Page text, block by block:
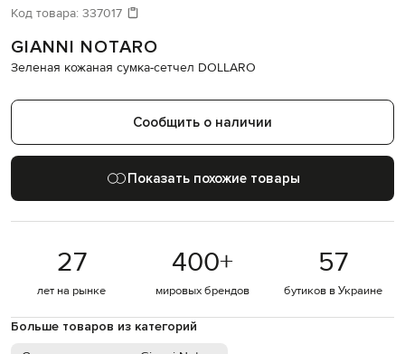
Давайте подберем что-то еще
Код товара: 337017
GIANNI NOTARO
Зеленая кожаная сумка-сетчел DOLLARO
Сообщить о наличии
Показать похожие товары
27
лет на рынке
400+
мировых брендов
57
бутиков в Украине
Больше товаров из категорий